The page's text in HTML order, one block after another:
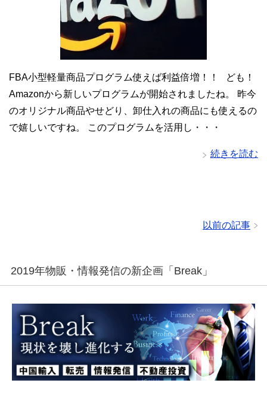
FBA小型軽量商品プログラム使えば利益倍増！！ ども！
Amazonから新しいプログラムが開始されましたね。 昨今
のオリジナル商品やせどり、卸仕入れの商品にも使えるの
で嬉しいですね。 このプログラムを活用し・・・
続きを読む
以前の記事
2019年物販・情報発信の新企画「Break」